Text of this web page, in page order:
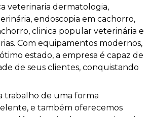
veterinaria dermatologia,
endoscopia em cachorro,
clinica popular veterinária e
Com equipamentos modernos,
estado, a empresa é capaz de
de seus clientes, conquistando
trabalho de uma forma
e também oferecemos